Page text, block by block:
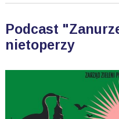
Podcast
nietoperzy